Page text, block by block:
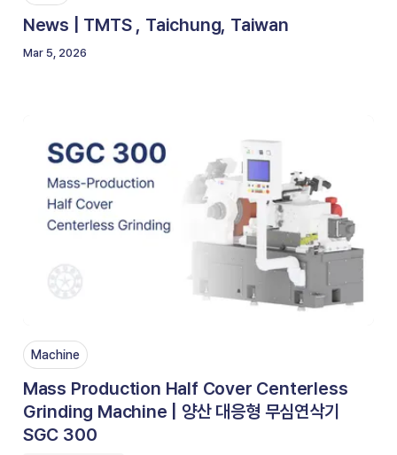
News | TMTS , Taichung, Taiwan
Mar 5, 2026
Machine
Mass Production Half Cover Centerless
Grinding Machine | 양산 대응형 무심연삭기
SGC 300